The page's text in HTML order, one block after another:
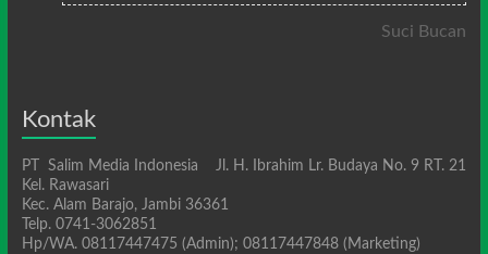
Suci Bucan
Kontak
PT Salim Media Indonesia Jl. H. Ibrahim Lr. Budaya No. 9 RT. 21
Kel. Rawasari
Kec. Alam Barajo, Jambi 36361
Telp. 0741-3062851
Hp/WA. 08117447475 (Admin); 08117447848 (Marketing)